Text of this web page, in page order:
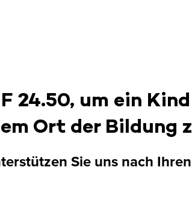
24.50, um ein
Ort der Bildung
Sie uns nach